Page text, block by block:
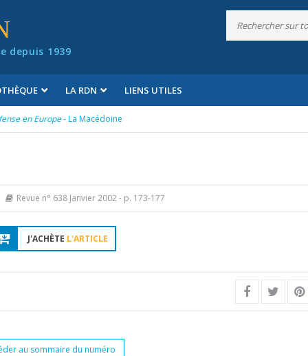
depuis 1939
LA RDN LIENS UTILES
en Europe- La Macédoine
Revue n° 638 Janvier 2002- p. 173-177
J'ACHÈTE L'ARTICLE
au sommaire du numéro